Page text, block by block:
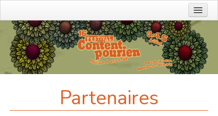
Prochains événements
L'association
Devenir bénévole
Charte eco-festival
Partenaires
Partenaires